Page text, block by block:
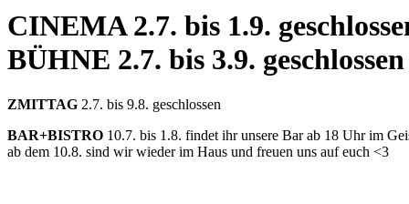
CINEMA2.7. bis 1.9.
BÜHNE 2.7. bis 3.9. geschlossen
ZMITTAG 2.7. bis 9.8. geschlossen
BAR+BISTRO 10.7. bis 1.8. findet ihr unsere Bar ab 18 Uhr im
ab dem 10.8. sind wir wieder im Haus und freuen uns auf euch <3